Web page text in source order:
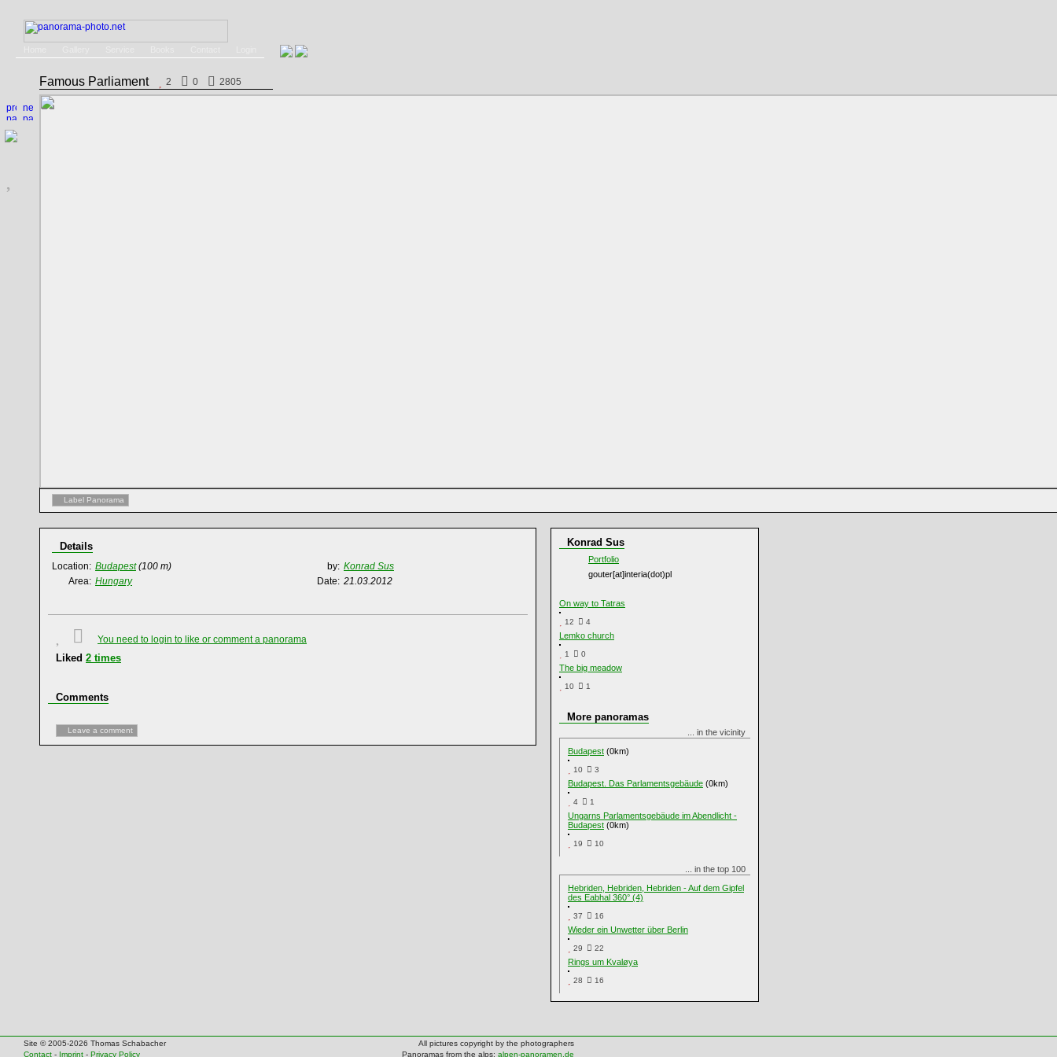
Famous Parliament 2 0 2805
Label Panorama
Details
Location: Budapest (100 m) by: Konrad Sus
Area: Hungary Date: 21.03.2012
You need to login to like or comment a panorama
Liked 2 times
Comments
Leave a comment
Konrad Sus
Portfolio
gouter[at]interia(dot)pl
On way to Tatras
12 4
Lemko church
1 0
The big meadow
10 1
More panoramas
... in the vicinity
Budapest (0km)
10 3
Budapest. Das Parlamentsgebäude (0km)
4 1
Ungarns Parlamentsgebäude im Abendlicht -
Budapest (0km)
19 10
... in the top 100
Hebriden, Hebriden, Hebriden - Auf dem Gipfel
des Eabhal 360° (4)
37 16
Wieder ein Unwetter über Berlin
29 22
Rings um Kvaløya
28 16
Site © 2005-2026 Thomas Schabacher
All pictures copyright by the photographers
Contact - Imprint - Privacy Policy Panoramas from the alps: alpen-panoramen.de